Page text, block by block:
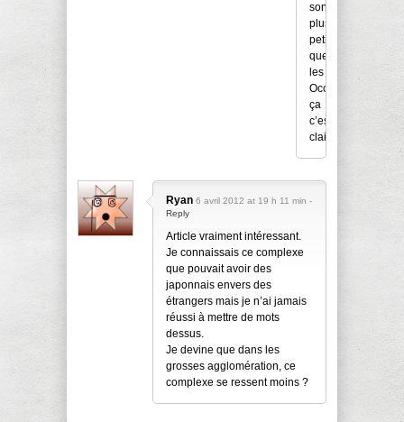
sont
plus
petits
que
les
Occidentaux,
ça
c’est
clair.
Ryan 6 avril 2012 at 19 h 11 min -
Reply
Article vraiment intéressant.
Je connaissais ce complexe
que pouvait avoir des
japonnais envers des
étrangers mais je n’ai jamais
réussi à mettre de mots
dessus.
Je devine que dans les
grosses agglomération, ce
complexe se ressent moins ?